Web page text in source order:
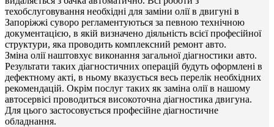
техобслуговування необхідні для заміни олії в двигуні в
Запоріжжі суворо регламентуються за певною технічною
документацією, в якій визначено діяльність всієї професійної
структури, яка проводить комплексний ремонт авто.
Зміна олії наштовхує виконання загальної діагностики авто.
Результати таких діагностичних операцій будуть оформлені в
дефектному акті, в ньому вказується весь перелік необхідних
рекомендацій. Окрім послуг таких як заміна олії в нашому
автосервісі проводиться високоточна діагностика двигуна.
Для цього застосовується професійне діагностичне
обладнання.